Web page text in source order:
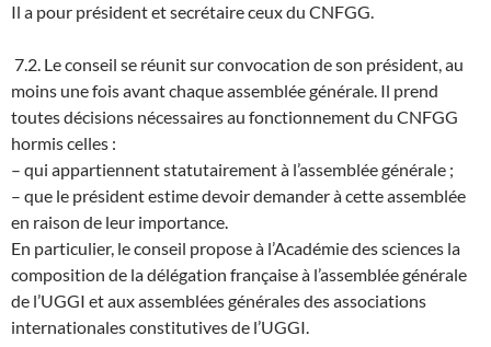
Il a pour président et secrétaire ceux du CNFGG.
7.2. Le conseil se réunit sur convocation de son président, au
moins une fois avant chaque assemblée générale. Il prend
toutes décisions nécessaires au fonctionnement du CNFGG
hormis celles :
– qui appartiennent statutairement à l’assemblée générale ;
– que le président estime devoir demander à cette assemblée
en raison de leur importance.
En particulier, le conseil propose à l’Académie des sciences la
composition de la délégation française à l’assemblée générale
de l’UGGI et aux assemblées générales des associations
internationales constitutives de l’UGGI.